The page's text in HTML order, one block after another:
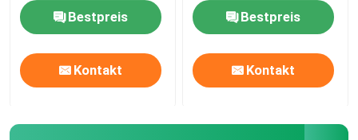
Bestpreis
Kontakt
Bestpreis
Kontakt